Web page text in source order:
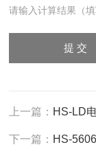
请输入计算结果（
上一篇： HS-LD
下一篇： HS-